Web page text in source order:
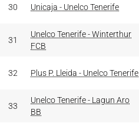
30 Unicaja - Unelco Tenerife
31
Unelco Tenerife - Winterthur
FCB
32 Plus P. Lleida - Unelco Tenerife
33
Unelco Tenerife - Lagun Aro
BB